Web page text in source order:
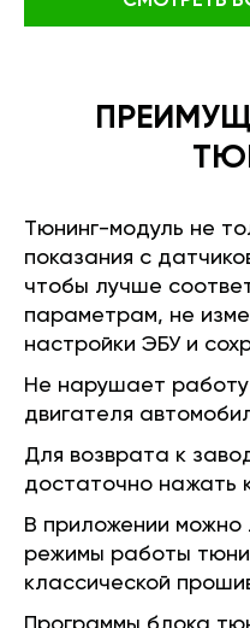
Тюнинг-модуль не
показания с
чтобы лучше
параметрам, не
настройки ЭБУ и
Не нарушает
двигателя
Для возврата к
достаточно нажать
В приложении можно
режимы работы
классической